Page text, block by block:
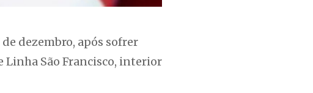
dezembro, após sofrer
Linha São Francisco, interior